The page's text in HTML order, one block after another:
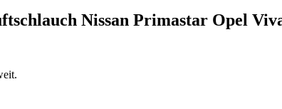
Nissan Primastar Opel